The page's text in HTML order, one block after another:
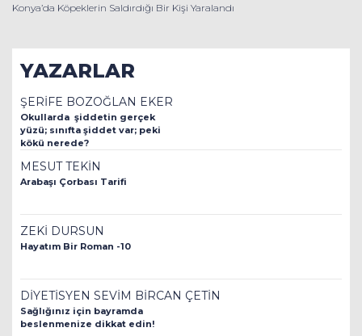
Konya’da Köpeklerin Saldırdığı Bir Kişi Yaralandı
YAZARLAR
ŞERİFE BOZOĞLAN EKER
Okullarda şiddetin gerçek
yüzü; sınıfta şiddet var; peki
kökü nerede?
MESUT TEKİN
Arabaşı Çorbası Tarifi
ZEKİ DURSUN
Hayatım Bir Roman -10
DİYETİSYEN SEVİM BİRCAN ÇETİN
Sağlığınız için bayramda
beslenmenize dikkat edin!